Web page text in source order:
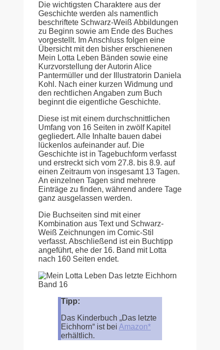
Die wichtigsten Charaktere aus der
Geschichte werden als namentlich
beschriftete Schwarz-Weiß Abbildungen
zu Beginn sowie am Ende des Buches
vorgestellt. Im Anschluss folgen eine
Übersicht mit den bisher erschienenen
Mein Lotta Leben Bänden sowie eine
Kurzvorstellung der Autorin Alice
Pantermüller und der Illustratorin Daniela
Kohl. Nach einer kurzen Widmung und
den rechtlichen Angaben zum Buch
beginnt die eigentliche Geschichte.
Diese ist mit einem durchschnittlichen
Umfang von 16 Seiten in zwölf Kapitel
gegliedert. Alle Inhalte bauen dabei
lückenlos aufeinander auf. Die
Geschichte ist in Tagebuchform verfasst
und erstreckt sich vom 27.8. bis 8.9. auf
einen Zeitraum von insgesamt 13 Tagen.
An einzelnen Tagen sind mehrere
Einträge zu finden, während andere Tage
ganz ausgelassen werden.
Die Buchseiten sind mit einer
Kombination aus Text und Schwarz-
Weiß Zeichnungen im Comic-Stil
verfasst. Abschließend ist ein Buchtipp
angeführt, ehe der 16. Band mit Lotta
nach 160 Seiten endet.
Tipp:
Das Kinderbuch „Das letzte
Eichhorn“ ist bei Amazon*
erhältlich.